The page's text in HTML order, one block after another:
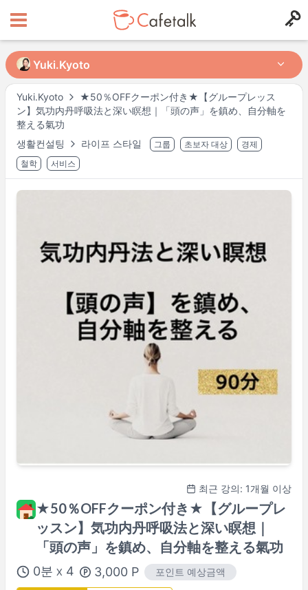
Yuki.Kyoto
★50％OFFクーポン付き★【グループレッス
ン】気功内丹呼吸法と深い瞑想｜「頭の声」を鎮め、自分軸を
整える氣功
생활컨설팅
라이프 스타일 그룹 초보자 대상
경제
철학
서비스
최근 강의: 1개월 이상
★50％OFFクーポン付き★【グループレ
ッスン】気功内丹呼吸法と深い瞑想｜
「頭の声」を鎮め、自分軸を整える氣功
0분 X 4 3,000 P 포인트 예상금액
Yuki.Kyoto
Yuki.Kyoto
from in
레슨 시간대
월 10:00 –
12:30
실제 레슨시간은 다를 수 있습니다. 리퀘스트시 강사의 스케줄을 다시한번 확
인해 주시기 바랍니다.
Asia/Tokyo시간으로 표시됩니다.
강사 프로필